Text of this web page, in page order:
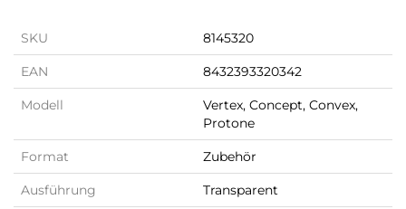
SKU 8145320
EAN 8432393320342
Modell
Vertex, Concept, Convex,
Protone
Format Zubehör
Ausführung Transparent